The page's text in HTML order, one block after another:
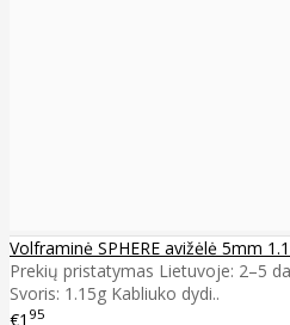
Volframinė SPHERE avižėlė 5mm
Prekių pristatymas Lietuvoje: 2–5
Svoris: 1.15g Kabliuko dydi..
€1 95